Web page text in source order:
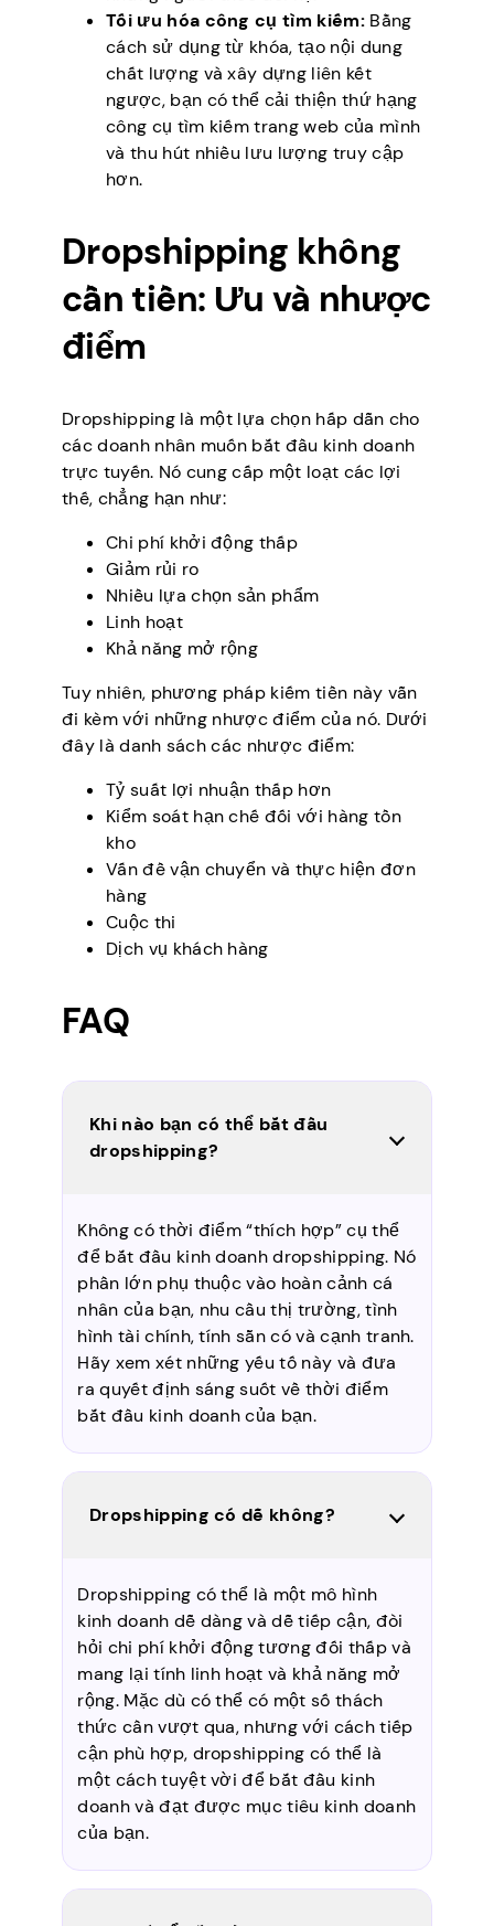
Tối ưu hóa công cụ tìm kiếm: Bằng
cách sử dụng từ khóa, tạo nội dung
chất lượng và xây dựng liên kết
ngược, bạn có thể cải thiện thứ hạng
công cụ tìm kiếm trang web của mình
và thu hút nhiều lưu lượng truy cập
hơn.
Dropshipping không
cần tiền: Ưu và nhược
điểm
Dropshipping là một lựa chọn hấp dẫn cho
các doanh nhân muốn bắt đầu kinh doanh
trực tuyến. Nó cung cấp một loạt các lợi
thế, chẳng hạn như:
Chi phí khởi động thấp
Giảm rủi ro
Nhiều lựa chọn sản phẩm
Linh hoạt
Khả năng mở rộng
Tuy nhiên, phương pháp kiếm tiền này vẫn
đi kèm với những nhược điểm của nó. Dưới
đây là danh sách các nhược điểm:
Tỷ suất lợi nhuận thấp hơn
Kiểm soát hạn chế đối với hàng tồn
kho
Vấn đề vận chuyển và thực hiện đơn
hàng
Cuộc thi
Dịch vụ khách hàng
FAQ
Khi nào bạn có thể bắt đầu
dropshipping?
Không có thời điểm “thích hợp” cụ thể
để bắt đầu kinh doanh dropshipping. Nó
phần lớn phụ thuộc vào hoàn cảnh cá
nhân của bạn, nhu cầu thị trường, tình
hình tài chính, tính sẵn có và cạnh tranh.
Hãy xem xét những yếu tố này và đưa
ra quyết định sáng suốt về thời điểm
bắt đầu kinh doanh của bạn.
Dropshipping có dễ không?
Dropshipping có thể là một mô hình
kinh doanh dễ dàng và dễ tiếp cận, đòi
hỏi chi phí khởi động tương đối thấp và
mang lại tính linh hoạt và khả năng mở
rộng. Mặc dù có thể có một số thách
thức cần vượt qua, nhưng với cách tiếp
cận phù hợp, dropshipping có thể là
một cách tuyệt vời để bắt đầu kinh
doanh và đạt được mục tiêu kinh doanh
của bạn.